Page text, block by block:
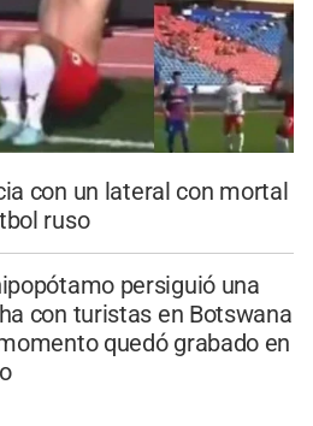
con un lateral con mortal
ruso
persiguió una
con turistas en Botswana
quedó grabado en